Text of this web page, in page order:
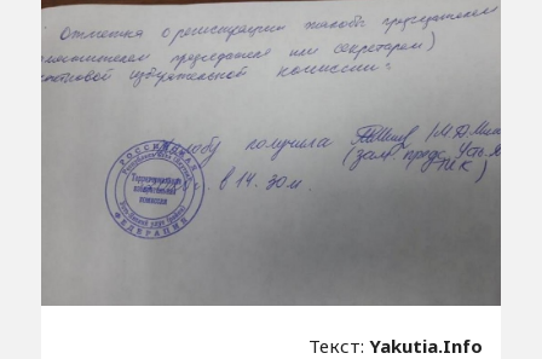
Текст:Yakutia.Info